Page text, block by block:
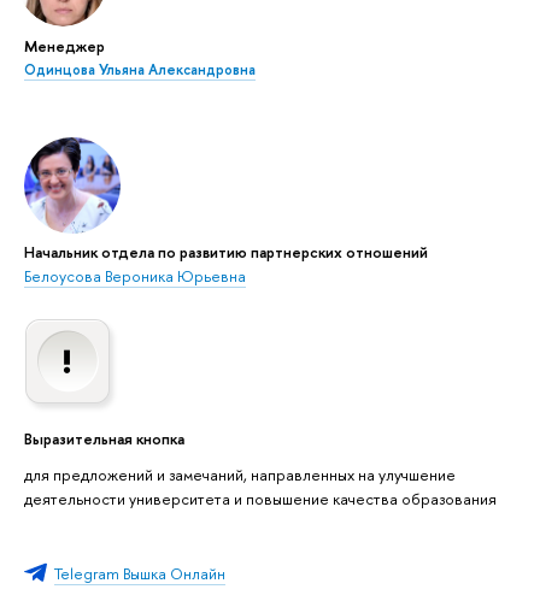
Менеджер
Одинцова Ульяна Александровна
Начальник отдела по развитию партнерских отношений
Белоусова Вероника Юрьевна
Выразительная кнопка
для предложений и замечаний, направленных на улучшение
деятельности университета и повышение качества образования
Telegram Вышка Онлайн